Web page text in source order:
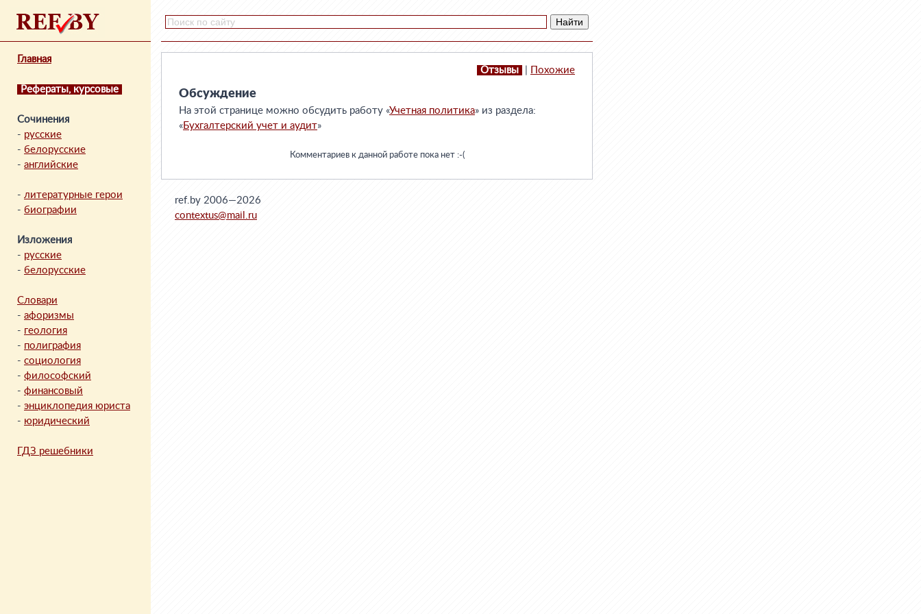
Главная
Рефераты, курсовые
Сочинения
- русские
- белорусские
- английские
- литературные герои
- биографии
Изложения
- русские
- белорусские
Словари
- афоризмы
- геология
- полиграфия
- социология
- философский
- финансовый
- энциклопедия юриста
- юридический
ГДЗ решебники
Отзывы Похожие
Обсуждение
На этой странице можно обсудить работу «Учетная политика» из раздела:
«Бухгалтерский учет и аудит»
Комментариев к данной работе пока нет :-(
ref.by 2006—2026
contextus@mail.ru